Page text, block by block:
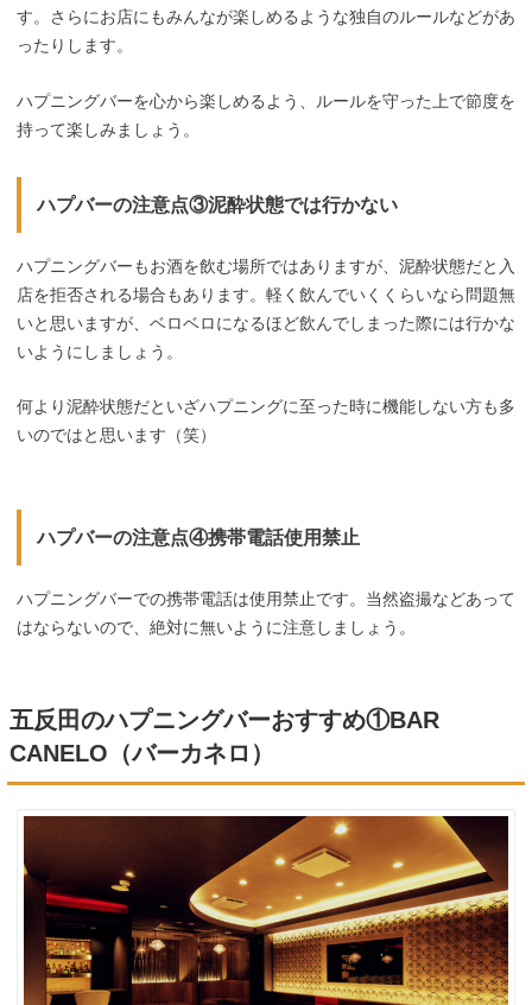
す。さらにお店にもみんなが楽しめるような独自のルールなどがあ
ったりします。
ハプニングバーを心から楽しめるよう、ルールを守った上で節度を
持って楽しみましょう。
ハプバーの注意点③泥酔状態では行かない
ハプニングバーもお酒を飲む場所ではありますが、泥酔状態だと入
店を拒否される場合もあります。軽く飲んでいくくらいなら問題無
いと思いますが、ベロベロになるほど飲んでしまった際には行かな
いようにしましょう。
何より泥酔状態だといざハプニングに至った時に機能しない方も多
いのではと思います（笑）
ハプバーの注意点④携帯電話使用禁止
ハプニングバーでの携帯電話は使用禁止です。当然盗撮などあって
はならないので、絶対に無いように注意しましょう。
五反田のハプニングバーおすすめ①BAR
CANELO（バーカネロ）